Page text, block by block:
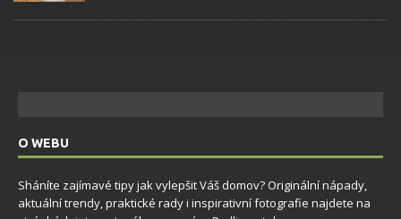
O WEBU
Sháníte zajímavé tipy jak vylepšit Váš domov? Originální nápady,
aktuální trendy, praktické rady i inspirativní fotografie najdete na